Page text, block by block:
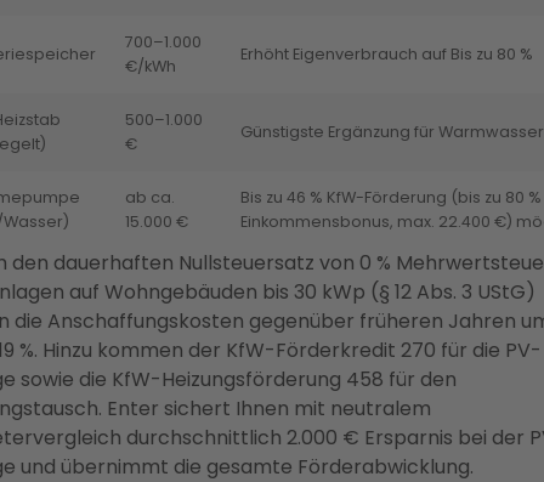
700–1.000
€/kWh
Erhöht Eigenverbrauch auf Bis zu 80 %
500–1.000
€
Günstigste Ergänzung für Warmwasser
ab ca.
15.000 €
Bis zu 46 % KfW-Förderung (bis zu 80
Einkommensbonus, max. 22.400 €)
den dauerhaften Nullsteuersatz von 0 %
auf Wohngebäuden bis 30 kWp (§ 12 Abs. 3 UStG)
die Anschaffungskosten gegenüber früheren Jahren
%. Hinzu kommen der KfW-Förderkredit 270 für die PV-
sowie die KfW-Heizungsförderung 458 für den
Enter sichert Ihnen mit neutralem
durchschnittlich 2.000 € Ersparnis bei der
und übernimmt die gesamte Förderabwicklung.